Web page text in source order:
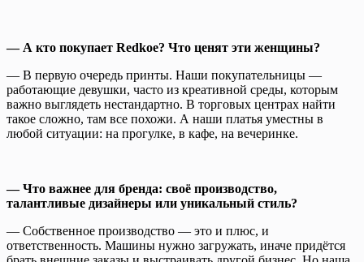
— А кто покупает Redkoe? Что ценят эти женщины?
— В первую очередь принты. Наши покупательницы —
работающие девушки, часто из креативной среды, которым
важно выглядеть нестандартно. В торговых центрах найти
такое сложно, там все похожи. А наши платья уместны в
любой ситуации: на прогулке, в кафе, на вечеринке.
— Что важнее для бренда: своё производство,
талантливые дизайнеры или уникальный стиль?
— Собственное производство — это и плюс, и
ответственность. Машины нужно загружать, иначе придётся